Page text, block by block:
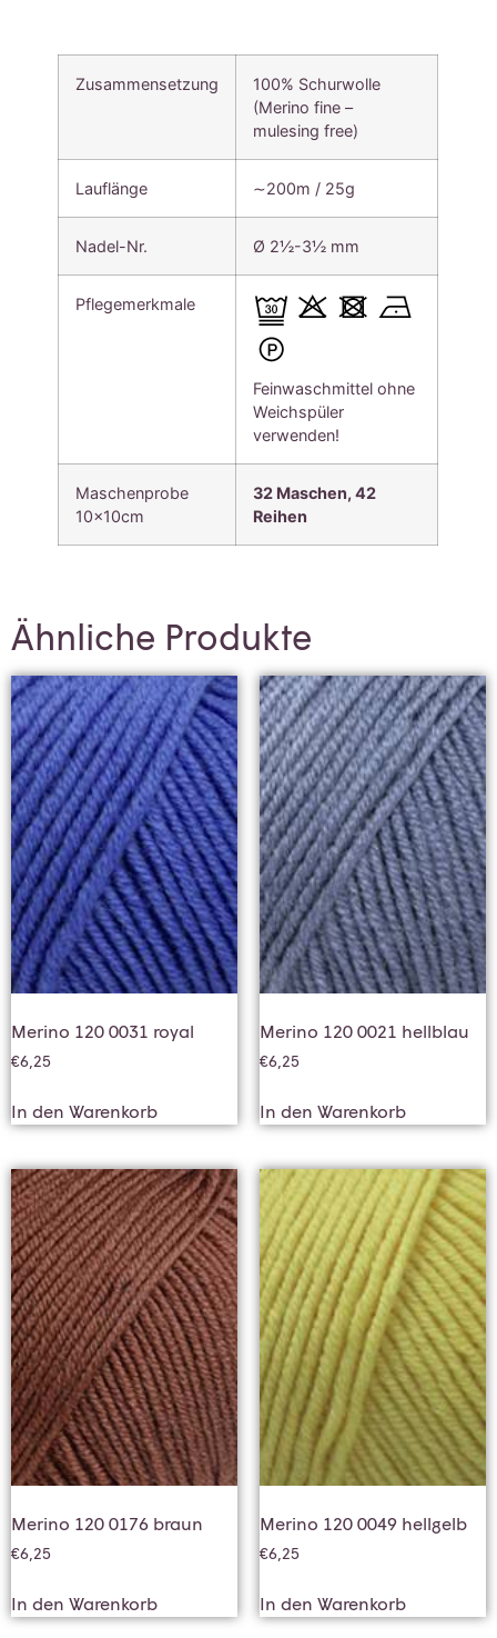
Zusammensetzung
100% Schurwolle
(Merino fine –
mulesing free)
Lauflänge ∼200m / 25g
Nadel-Nr. Ø 2½-3½ mm
Pflegemerkmale
Feinwaschmittel ohne
Weichspüler
verwenden!
Maschenprobe
10x10cm
32 Maschen, 42
Reihen
Ähnliche Produkte
Merino 120 0031 royal
€6,25
In den Warenkorb
Merino 120 0021 hellblau
€6,25
In den Warenkorb
Merino 120 0176 braun
€6,25
In den Warenkorb
Merino 120 0049 hellgelb
€6,25
In den Warenkorb